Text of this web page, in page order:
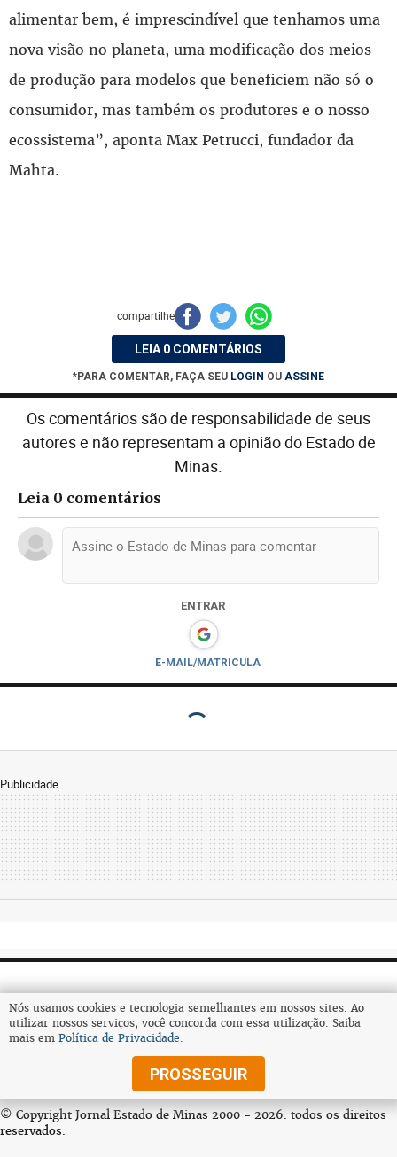
Nós usamos cookies e tecnologia semelhantes em nossos sites. Ao
utilizar nossos serviços, você concorda com essa utilização. Saiba
mais em Política de Privacidade.
PROSSEGUIR
alimentar bem, é imprescindível que tenhamos uma
nova visão no planeta, uma modificação dos meios
de produção para modelos que beneficiem não só o
consumidor, mas também os produtores e o nosso
ecossistema”, aponta Max Petrucci, fundador da
Mahta.
compartilhe
LEIA 0 COMENTÁRIOS
*PARA COMENTAR, FAÇA SEU LOGIN OU ASSINE
Os comentários são de responsabilidade de seus
autores e não representam a opinião do Estado de
Minas.
Leia 0 comentários
ENTRAR
E-MAIL/MATRICULA
Publicidade
Assine
© Copyright Jornal Estado de Minas 2000 - 2026. todos os direitos
reservados.